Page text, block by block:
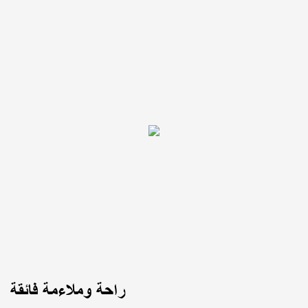
راحة وملاءمة فائقة